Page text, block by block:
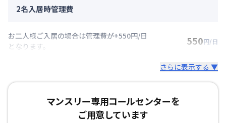
2名入居時管理費
お二人様ご入居の場合は管理費が+550円/日
となります。
550円/日
さらに表示する ▼
マンスリー専用コールセンターを
ご用意しています